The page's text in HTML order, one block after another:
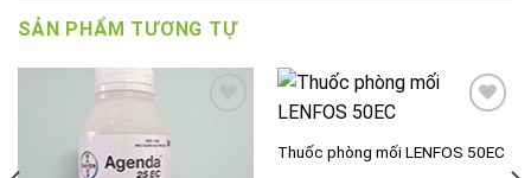
SẢN PHẨM TƯƠNG TỰ
Thuốc phòng mối LENFOS 50EC